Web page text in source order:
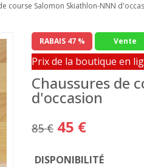
course Salomon Skiathlon-NNN
RABAIS 47 % Vente
Prix de la boutique en
Chaussures de
d'occasion
85 € 45 €
DISPONIBILITÉ